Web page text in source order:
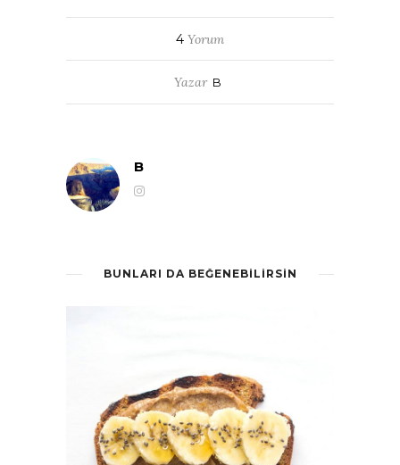
4 Yorum
Yazar B
B
BUNLARI DA BEĞENEBILIRSIN